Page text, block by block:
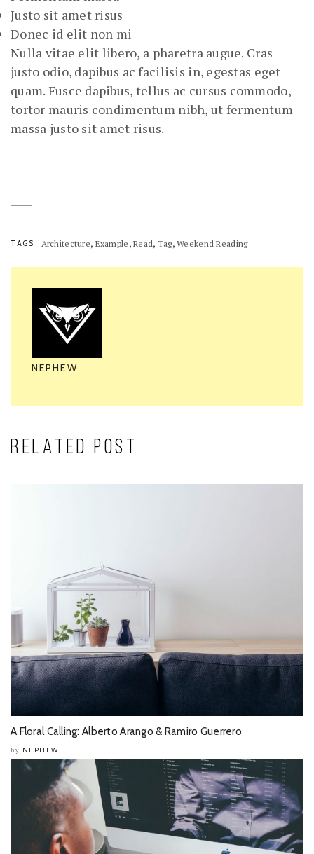
Justo sit amet risus
Donec id elit non mi
Nulla vitae elit libero, a pharetra augue. Cras
justo odio, dapibus ac facilisis in, egestas eget
quam. Fusce dapibus, tellus ac cursus commodo,
tortor mauris condimentum nibh, ut fermentum
massa justo sit amet risus.
TAGS Architecture, Example ,Read, Tag,Weekend Reading
NEPHEW
RELATED POST
A Floral Calling: Alberto Arango & Ramiro Guerrero
by NEPHEW